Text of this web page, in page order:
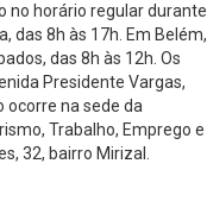
no horário regular durante
das 8h às 17h. Em Belém,
das 8h às 12h. Os
Presidente Vargas,
ocorre na sede da
Trabalho, Emprego e
32, bairro Mirizal.